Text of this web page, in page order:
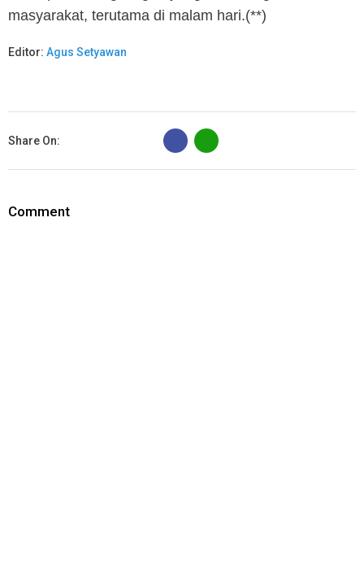
masyarakat, terutama di malam hari.(**)
Editor: Agus Setyawan
Share On:
B
Comment